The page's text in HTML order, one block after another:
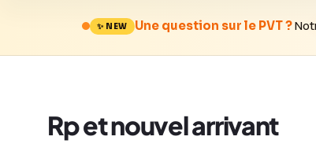
✨ NEW Une question sur le PVT ?
Rp et nouvel arrivant